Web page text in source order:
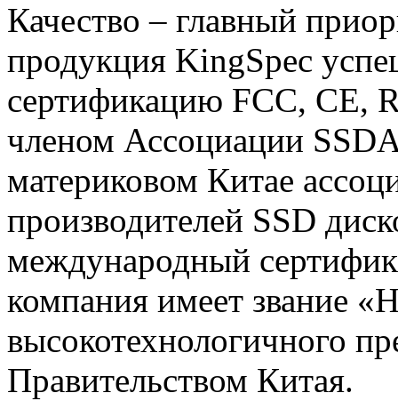
Качество – главный
продукция KingSpec
сертификацию FCC, CE,
членом Ассоциации
материковом Китае
производителей SSD
международный
компания имеет звание
высокотехнологичного
Правительством Китая.